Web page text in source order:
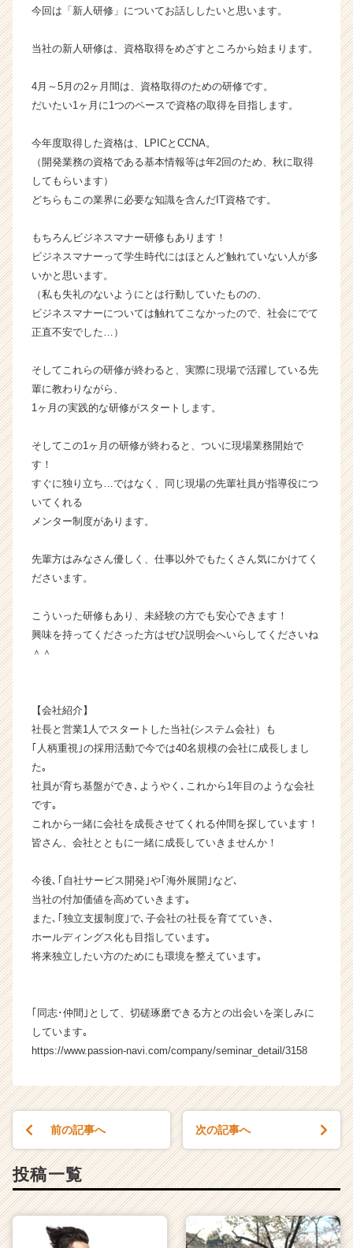
|
ン
ャ
ー・
企
業
ら
カ
ト
届
く
サ
チ
キ
リ
h
e
a
今回は「新人研修」についてお話ししたいと思います。
当社の新人研修は、資格取得をめざすところから始まります。
4月～5月の2ヶ月間は、資格取得のための研修です。
だいたい1ヶ月に1つのペースで資格の取得を目指します。
今年度取得した資格は、LPICとCCNA。
（開発業務の資格である基本情報等は年2回のため、秋に取得
してもらいます）
どちらもこの業界に必要な知識を含んだIT資格です。
もちろんビジネスマナー研修もあります！
ビジネスマナーって学生時代にはほとんど触れていない人が多
いかと思います。
（私も失礼のないようにとは行動していたものの、
ビジネスマナーについては触れてこなかったので、社会にでて
正直不安でした…）
そしてこれらの研修が終わると、実際に現場で活躍している先
輩に教わりながら、
1ヶ月の実践的な研修がスタートします。
そしてこの1ヶ月の研修が終わると、ついに現場業務開始で
す！
すぐに独り立ち…ではなく、同じ現場の先輩社員が指導役につ
いてくれる
メンター制度があります。
先輩方はみなさん優しく、仕事以外でもたくさん気にかけてく
ださいます。
こういった研修もあり、未経験の方でも安心できます！
興味を持ってくださった方はぜひ説明会へいらしてくださいね
＾＾
【会社紹介】
社長と営業1人でスタートした当社(システム会社）も
｢人柄重視｣の採用活動で今では40名規模の会社に成長しまし
た｡
社員が育ち基盤ができ､ようやく､これから1年目のような会社
です｡
これから一緒に会社を成長させてくれる仲間を探しています！
皆さん、会社とともに一緒に成長していきませんか！
今後､｢自社サービス開発｣や｢海外展開｣など､
当社の付加価値を高めていきます｡
また､｢独立支援制度｣で､子会社の社長を育てていき､
ホールディングス化も目指しています｡
将来独立したい方のためにも環境を整えています｡
｢同志･仲間｣として、切磋琢磨できる方との出会いを楽しみに
しています｡
https://www.passion-navi.com/company/seminar_detail/3158
前の記事へ 次の記事へ
投稿一覧